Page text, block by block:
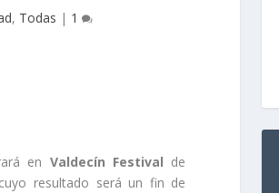
, Todas | 1
en Valdecín Festival de
resultado será un fin de